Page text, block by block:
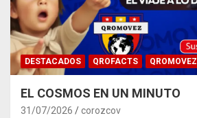
DESTACADOS QROFACTS QROMOVEZ
EL COSMOS EN UN MINUTO
31/07/2026 corozcov